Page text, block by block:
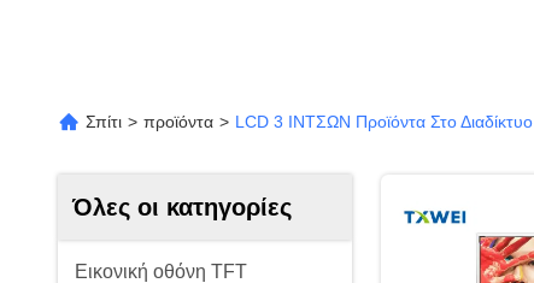
Σπίτι > προϊόντα > LCD 3 ΙΝΤΣΩΝ Προϊόντα Στο Διαδίκτυο
Όλες οι κατηγορίες
Εικονική οθόνη TFT